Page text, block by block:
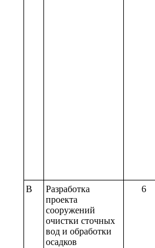
B
Разработка
проекта
сооружений
очистки сточных
вод и обработки
осадков
6